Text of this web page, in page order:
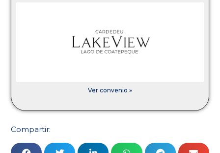
Ver convenio »
Compartir: